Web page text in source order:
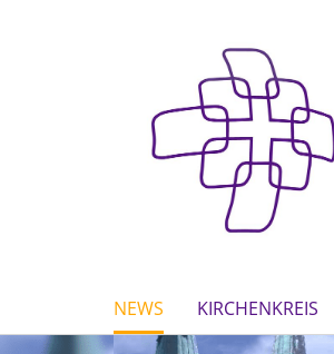
NEWS KIRCHENKREIS